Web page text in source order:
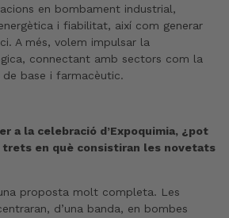
en bombament industrial,
i fiabilitat, així com generar
A més, volem impulsar la
connectant amb sectors com la
base i farmacèutic.
a la celebració d’Expoquimia, ¿pot
trets en què consistiran les novetats
proposta molt completa. Les
d’una banda, en bombes